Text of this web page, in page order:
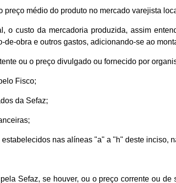
médio do produto no mercado varejista
o custo da mercadoria produzida, assim
obra e outros gastos, adicionando-se ao
ou o preço divulgado ou fornecido por
Fisco;
da Sefaz;
nas alíneas "a" a "h" deste inciso,
Sefaz, se houver, ou o preço corrente ou